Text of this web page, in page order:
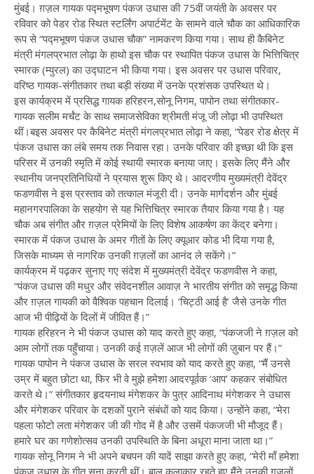
​मुंबई। ग़ज़ल गायक पद्मभूषण पंकज​ उधास की 75वीं जयंती के अवसर पर
रविवार को पेडर रोड स्थित स्टर्लिंग अपार्टमेंट के सामने वाले चौक का आधिकारिक
रूप से “पद्मभूषण पंकज उधास चौक” नामकरण किया गया। साथ ही कैबिनेट
मंत्री मंगलप्रभात लोढ़ा के ​हाथो इस चौक पर स्थापित पंकज उधास के भित्तिचित्र
स्मारक​ ​(म्युरल​) का उद्घाटन भी किया गया। इस अवसर पर उधास परिवार,
वरिष्ठ गायक-संगीतकार तथा बड़ी संख्या में उनके प्रशंसक उपस्थित थे।
इस कार्यक्रम में प्रसिद्ध गायक​ हरिहरन,सोनू निगम, ​पापोन तथा संगीतकार-
गायक ​सलीम मर्चंट के साथ समाजसेविका श्रीमती मंजू​ जी लोढ़ा भी उपस्थित
थीं।बइस अवसर पर कैबिनेट मंत्री मंगलप्रभात लोढ़ा ने कहा, “पेडर रोड क्षेत्र में
पंकज उधास का लंबे समय तक निवास रहा। उनके परिवार की इच्छा थी कि इस
परिसर में उनकी स्मृति में कोई स्थायी स्मारक बनाया जाए। इसके लिए मैंने और
स्थानीय जनप्रतिनिधियों ने प्रयास शुरू किए थे। आदरणीय मुख्यमंत्री ​देवेंद्र
फडणवीस ने इस प्रस्ताव को तत्काल मंजूरी दी। उनके मार्गदर्शन और मुंबई
महानगरपालिका के सहयोग से यह भित्तिचित्र स्मारक तैयार किया गया है। यह
चौक अब संगीत और ग़ज़ल प्रेमियों के लिए विशेष आकर्षण का केंद्र बनेगा।
स्मारक में पंकज उधास के अमर गीतों के लिए क्यूआर कोड भी दिया गया है,
जिसके माध्यम से नागरिक उनकी ग़ज़लों का आनंद ले सकेंगे।”
कार्यक्रम में पढ़कर सुनाए गए संदेश में मुख्यमंत्री देवेंद्र फडणवीस ने कहा,
“पंकज उधास की मधुर और संवेदनशील आवाज़ ने भारतीय संगीत को समृद्ध किया
और ग़ज़ल गायकी को वैश्विक पहचान दिलाई। ‘चिट्ठी आई है’ जैसे उनके गीत
आज भी पीढ़ियों के दिलों में जीवित हैं।”
गायक हरिहरन ने भी पंकज उधास को याद करते हुए कहा, “पंकजजी ने ग़ज़ल को
आम लोगों तक पहुँचाया। उनकी कई ग़ज़लें आज भी लोगों की ज़ुबान पर हैं।”
गायक पापोन ने पंकज उधास के सरल स्वभाव को याद करते हुए कहा, “मैं उनसे
उम्र में बहुत छोटा था, फिर भी वे मुझे हमेशा आदरपूर्वक ‘आप’ कहकर संबोधित
करते थे।” संगीतकार ​हृदयनाथ मंगेशकर के पुत्र आदिनाथ मंगेशकर ने उधास
और मंगेशकर परिवार के दशकों पुराने संबंधों को याद किया। उन्होंने कहा, “मेरा
पहला फोटो ​लता मंगेशकर जी की गोद में है और उसमें पंकजजी भी मौजूद हैं।
हमारे घर का गणेशोत्सव उनकी उपस्थिति के बिना अधूरा माना जाता था।”
गायक सोनू निगम ने भी अपने बचपन की यादें साझा करते हुए कहा, “मेरी माँ हमेशा